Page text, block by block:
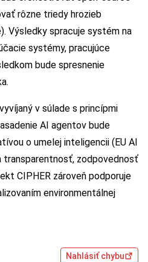
rôzne triedy hrozieb
Výsledky spracuje systém na
systémy, pracujúce
bude spresnenie
v súlade s princípmi
AI agentov bude
o umelej inteligencii (EU AI
transparentnosť, zodpovednosť
CIPHER zároveň podporuje
environmentálnej
Nahlásiť chybu